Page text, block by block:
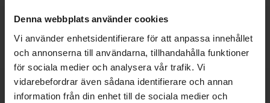
Denna webbplats använder cookies
Vi använder enhetsidentifierare för att anpassa innehållet
och annonserna till användarna, tillhandahålla funktioner
för sociala medier och analysera vår trafik. Vi
vidarebefordrar även sådana identifierare och annan
information från din enhet till de sociala medier och